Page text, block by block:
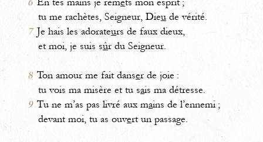
6 En tes mains je remets mon esprit ;
tu me rachètes, Seigneur, Dieu de vérité.
7 Je hais les adorateurs de faux dieux,
et moi, je suis sûr du Seigneur.
8 Ton amour me fait danser de joie :
tu vois ma misère et tu sais ma détresse.
9 Tu ne m’as pas livré aux mains de l’ennemi ;
devant moi, tu as ouvert un passage.